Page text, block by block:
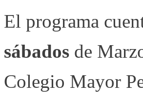
El programa
sábados de
Colegio Mayor